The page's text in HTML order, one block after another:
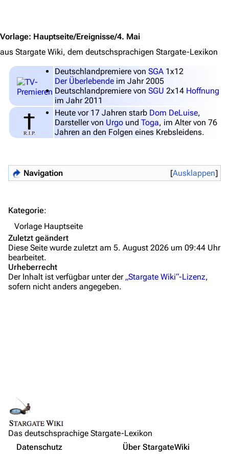
Personen
Völker
Orte
Objekte
Zeitleiste
Fanprojekte
Mitmachen
Themengruppen
Letzte Änderungen
Wiki-Diskussion
Kontakt
Nicht angemeldet
Vorlage: Hauptseite/Ereignisse/4. Mai
aus Stargate Wiki, dem deutschsprachigen Stargate-Lexikon
Druckversion
Permanenter Link
Deutschlandpremiere von SGA 1x12
Der Überlebende im Jahr 2005
Deutschlandpremiere von SGU 2x14 Hoffnung
im Jahr 2011
Heute vor 17 Jahren starb Dom DeLuise,
Darsteller von Urgo und Toga, im Alter von 76
Jahren an den Folgen eines Krebsleidens.
Ausklappen
Navigation
Kategorie:
Vorlage Hauptseite
Zuletzt geändert
Diese Seite wurde zuletzt am 5. August 2026 um 09:44 Uhr
bearbeitet.
Urheberrecht
Der Inhalt ist verfügbar unter der „Stargate Wiki“-Lizenz,
sofern nicht anders angegeben.
Das deutschsprachige Stargate-Lexikon
Datenschutz
Über StargateWiki